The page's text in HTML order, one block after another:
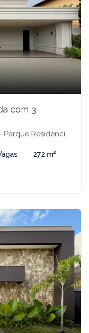
com 3
III, São José do Rio Preto-SP
272 m²